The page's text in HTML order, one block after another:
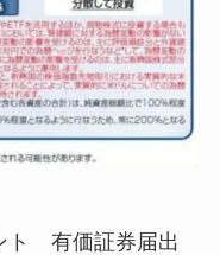
ト 有価証券届出